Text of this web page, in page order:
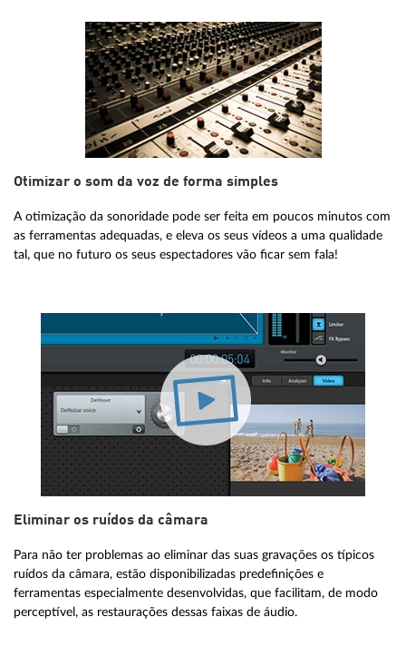
Otimizar o som da voz de forma simples
A otimização da sonoridade pode ser feita em poucos minutos com
as ferramentas adequadas, e eleva os seus vídeos a uma qualidade
tal, que no futuro os seus espectadores vão ficar sem fala!
Eliminar os ruídos da câmara
Para não ter problemas ao eliminar das suas gravações os típicos
ruídos da câmara, estão disponibilizadas predefinições e
ferramentas especialmente desenvolvidas, que facilitam, de modo
perceptível, as restaurações dessas faixas de áudio.